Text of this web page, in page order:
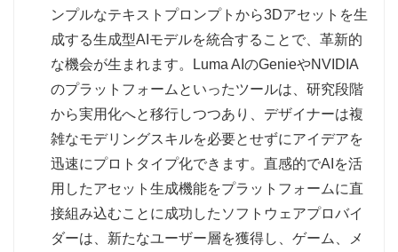
ンプルなテキストプロンプトから3Dアセットを生
成する生成型AIモデルを統合することで、革新的
な機会が生まれます。Luma AIのGenieやNVIDIA
のプラットフォームといったツールは、研究段階
から実用化へと移行しつつあり、デザイナーは複
雑なモデリングスキルを必要とせずにアイデアを
迅速にプロトタイプ化できます。直感的でAIを活
用したアセット生成機能をプラットフォームに直
接組み込むことに成功したソフトウェアプロバイ
ダーは、新たなユーザー層を獲得し、ゲーム、メ